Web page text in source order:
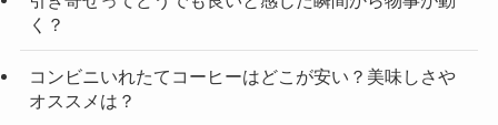
く？
コンビニいれたてコーヒーはどこが安い？美味しさや
オススメは？